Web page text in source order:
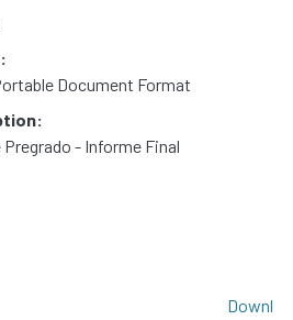
Document Format
Pregrado - Informe Final
Downl